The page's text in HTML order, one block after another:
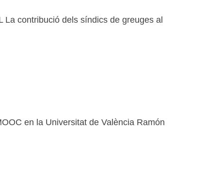
contribució dels síndics de greuges al
en la Universitat de València Ramón